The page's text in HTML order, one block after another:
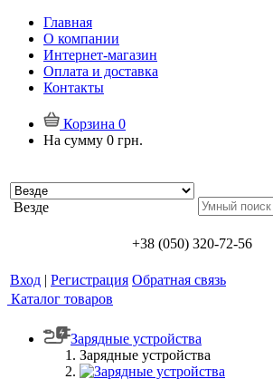
Главная
О компании
Интернет-магазин
Оплата и доставка
Контакты
Корзина 0
На сумму 0 грн.
Везде
+38 (050) 320-72-56
Вход | Регистрация Обратная связь
Каталог товаров
Зарядные устройства
Зарядные устройства